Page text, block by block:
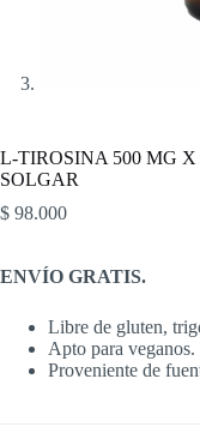
L-TIROSINA 500 MG
SOLGAR
$ 98.000
ENVÍO GRATIS.
Libre de gluten,
Apto para veganos.
Proveniente de